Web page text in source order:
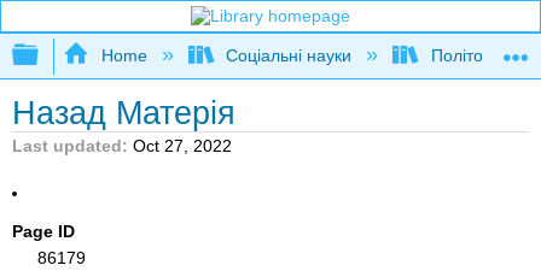
Expand/collapse global hierarchy
Home Соціальні науки Політологія
Назад Матерія
Last updated Oct 27, 2022
Page ID
86179